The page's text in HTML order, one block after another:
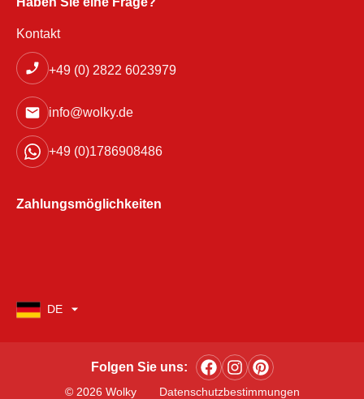
Kontakt
+49 (0) 2822 6023979
info@wolky.de
+49 (0)1786908486
Zahlungsmöglichkeiten
DE
© 2026 Wolky Datenschutzbestimmungen
Folgen Sie uns: